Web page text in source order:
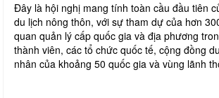
Đây là hội nghị mang tính toàn cầu đầu tiên
du lịch nông thôn, với sự tham dự của hơn
quan quản lý cấp quốc gia và địa phương
thành viên, các tổ chức quốc tế, cộng đồng
nhân của khoảng 50 quốc gia và vùng lãnh